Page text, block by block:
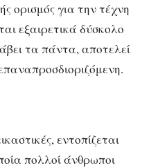
ορισμός για την τέχνη
εξαιρετικά δύσκολο
τα πάντα, αποτελεί
εντοπίζεται
πολλοί άνθρωποι